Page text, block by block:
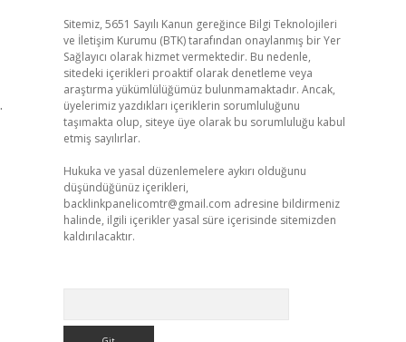
Sitemiz, 5651 Sayılı Kanun gereğince Bilgi Teknolojileri
ve İletişim Kurumu (BTK) tarafından onaylanmış bir Yer
Sağlayıcı olarak hizmet vermektedir. Bu nedenle,
sitedeki içerikleri proaktif olarak denetleme veya
araştırma yükümlülüğümüz bulunmamaktadır. Ancak,
üyelerimiz yazdıkları içeriklerin sorumluluğunu
taşımakta olup, siteye üye olarak bu sorumluluğu kabul
etmiş sayılırlar.
Hukuka ve yasal düzenlemelere aykırı olduğunu
düşündüğünüz içerikleri,
backlinkpanelicomtr@gmail.com adresine bildirmeniz
halinde, ilgili içerikler yasal süre içerisinde sitemizden
kaldırılacaktır.